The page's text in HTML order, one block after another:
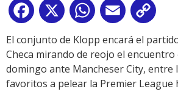
Facebook
X WhatsApp
Email
Link
El conjunto de Klopp encará el
Checa mirando de reojo el
domingo ante Mancheser City, entre
favoritos a pelear la Premier League